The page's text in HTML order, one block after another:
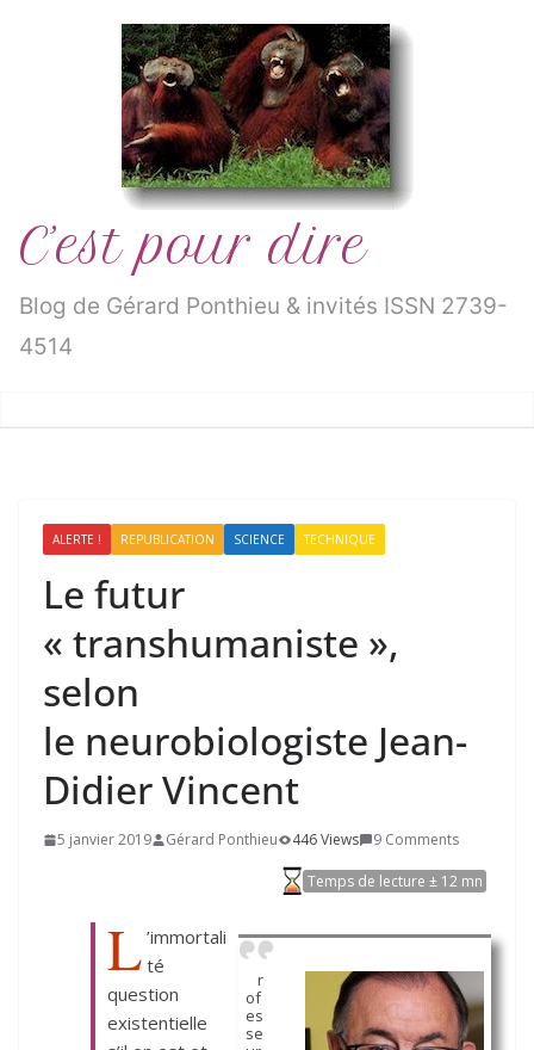
C’est pour dire
Blog de Gérard Ponthieu & invités ISSN 2739-
4514
ALERTE ! REPUBLICATION SCIENCE TECHNIQUE
Le futur
« transhumaniste »,
selon
le neurobiologiste Jean-
Didier Vincent
5 janvier 2019 Gérard Ponthieu 446 Views 9 Comments
Temps de lecture ± 12 mn
r
of
es
se
L ’immortali
té
question
existentielle